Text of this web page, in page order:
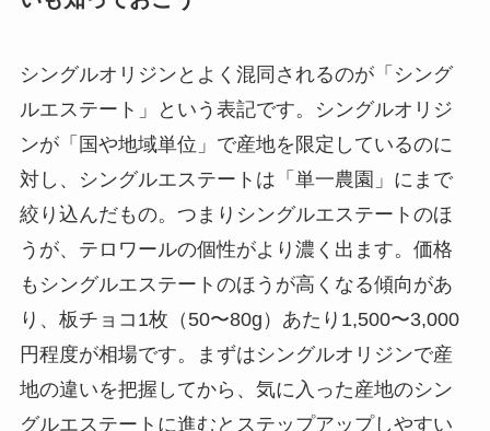
シングルオリジンとよく混同されるのが「シング
ルエステート」という表記です。シングルオリジ
ンが「国や地域単位」で産地を限定しているのに
対し、シングルエステートは「単一農園」にまで
絞り込んだもの。つまりシングルエステートのほ
うが、テロワールの個性がより濃く出ます。価格
もシングルエステートのほうが高くなる傾向があ
り、板チョコ1枚（50〜80g）あたり1,500〜3,000
円程度が相場です。まずはシングルオリジンで産
地の違いを把握してから、気に入った産地のシン
グルエステートに進むとステップアップしやすい